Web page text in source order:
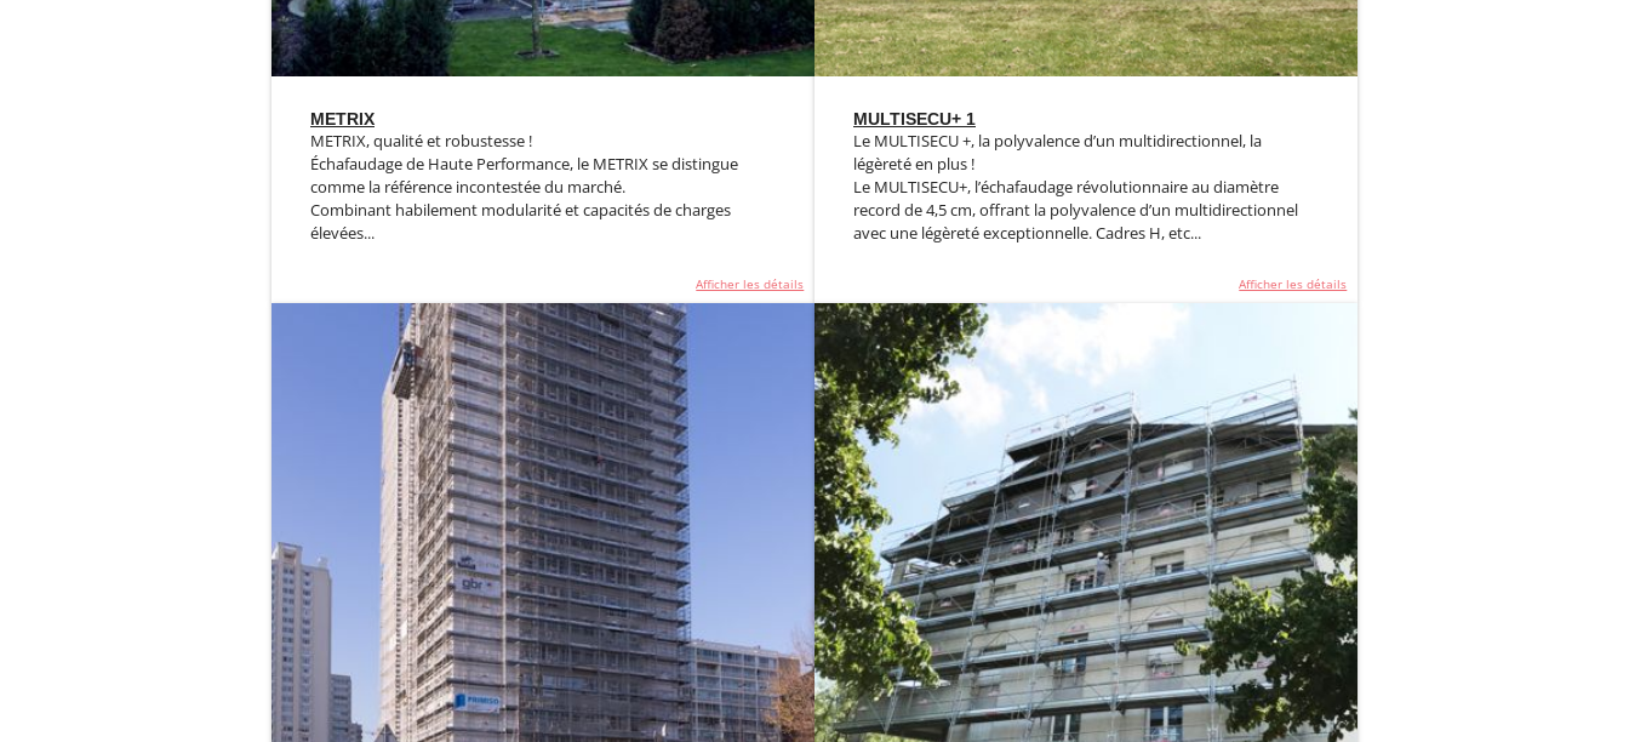
METRIX
METRIX, qualité et robustesse !
Échafaudage de Haute Performance, le METRIX se distingue
comme la référence incontestée du marché.
Combinant habilement modularité et capacités de charges
élevées...
Afficher les détails
MULTISECU+ 1
Le MULTISECU +, la polyvalence d’un multidirectionnel, la
légèreté en plus !
Le MULTISECU+, l’échafaudage révolutionnaire au diamètre
record de 4,5 cm, offrant la polyvalence d’un multidirectionnel
avec une légèreté exceptionnelle. Cadres H, etc...
Afficher les détails